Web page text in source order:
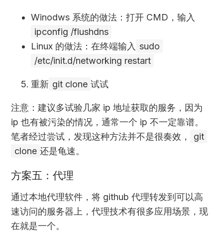
Winodws 系统的做法：打开 CMD，输入
ipconfig /flushdns
Linux 的做法：在终端输入 sudo
/etc/init.d/networking restart
重新 git clone 试试
注意：建议多试验几家 ip 地址获取的服务，因为
ip 也有被污染的情况，通常一个 ip 不一定靠谱。
笔者经过尝试，发现这种方法并不是很奏效，
git
clone 还是龟速。
方案五：代理
通过本地代理软件，将 github 代理转发到可以高
速访问的服务器上，代理技术有很多应用场景，现
在就是一个。